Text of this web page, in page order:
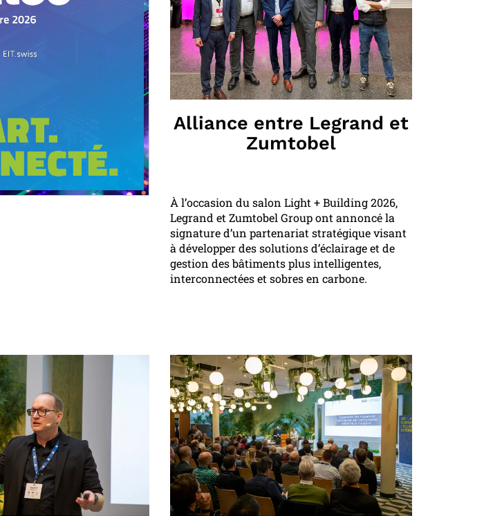
Alliance entre Legrand et
Zumtobel
À l’occasion du salon Light + Building 2026,
Legrand et Zumtobel Group ont annoncé la
signature d’un partenariat stratégique visant
à développer des solutions d’éclairage et de
gestion des bâtiments plus intelligentes,
interconnectées et sobres en carbone.